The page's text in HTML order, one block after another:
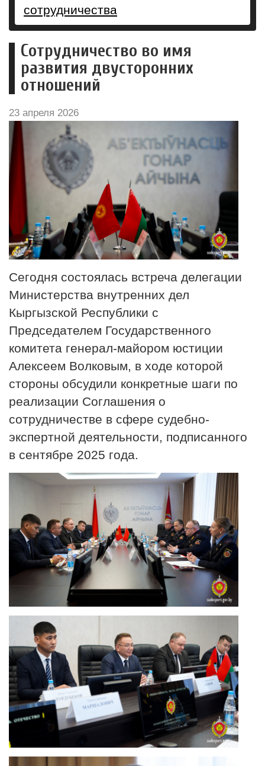
сотрудничества
Сотрудничество во имя
развития двусторонних
отношений
23 апреля 2026
Сегодня состоялась встреча делегации
Министерства внутренних дел
Кыргызской Республики с
Председателем Государственного
комитета генерал-майором юстиции
Алексеем Волковым, в ходе которой
стороны обсудили конкретные шаги по
реализации Соглашения о
сотрудничестве в сфере судебно-
экспертной деятельности, подписанного
в сентябре 2025 года.